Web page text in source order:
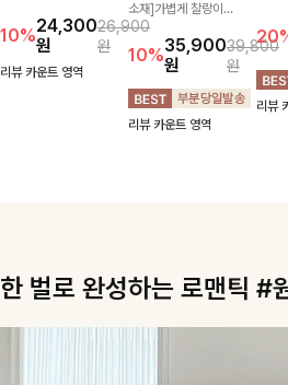
더했으며 풍성한 퍼프
소매로 군살을 숨겨주
는 동시에 러블리한
10%24,300
원
26,900
원
리뷰 카운트 영역
소재]가볍게 찰랑이는
원단과 여유로운 와이
드 핏으로 하루 종일
편안하게 착용하실 수
있는 팬츠입니다 🖤
✨ 허리 전체 밴딩과
스트링 디테일로 안정
10%35,900
원
39,800
원
리뷰 카운트 영역
라우
는 슬
이 얼
원하
다
리뷰
한 벌로 완성하는 로맨틱 #